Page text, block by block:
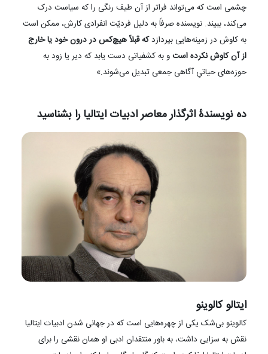
چشمی است که می‌تواند فراتر از آن طیف رنگی را که سیاست درک
می‌کند، ببیند. نویسنده صرفاً به دلیل فردیّت انفرادی کارش، ممکن است
به کاوش در زمینه‌هایی بپردازدکه قبلاً هیچ‌کس در درون خود یا خارج
از آن کاوش نکرده استو به کشفیاتی دست یابد که دیر یا زود به
حوزه‌های حیاتیِ آگاهی جمعی تبدیل می‌شوند.»
ده نویسندۀ اثرگذار معاصر ادبیات ایتالیا را بشناسید
ایتالو کالوینو
کالوینو بی‌شک یکی از چهره‌هایی است که در جهانی شدن ادبیات ایتالیا
نقش به سزایی داشت، به باور منتقدان ادبی او همان نقشی را برای